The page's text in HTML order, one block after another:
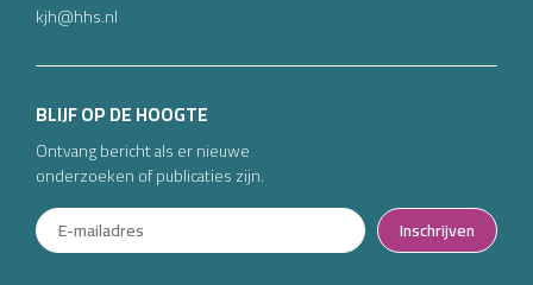
kjh@hhs.nl
BLIJF OP DE HOOGTE
Ontvang bericht als er nieuwe
onderzoeken of publicaties zijn.
Inschrijven